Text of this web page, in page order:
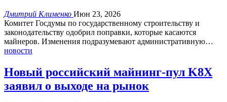
Дмитрий Клименко Июн 23, 2026
Комитет Госдумы по государственному строительству и
законодательству одобрил поправки, которые касаются
майнеров. Изменения подразумевают административную…
новости
Новый российский майнинг-пул K8X
заявил о выходе на рынок